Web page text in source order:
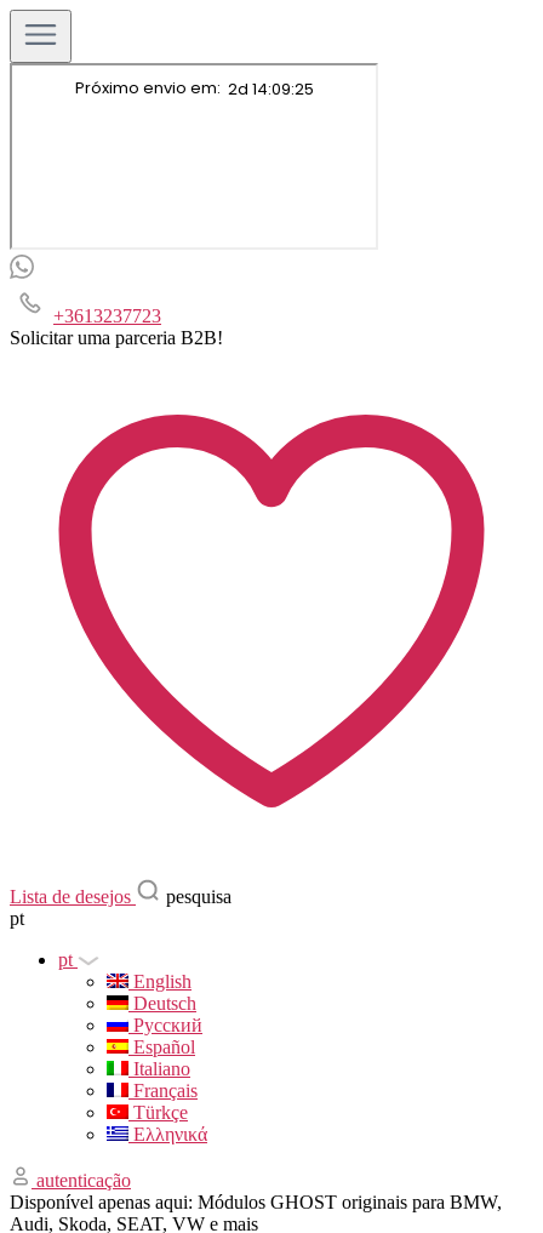
+3613237723
Solicitar uma parceria B2B!
Lista de desejos
pesquisa
pt
pt
English
Deutsch
Русский
Español
Italiano
Français
Türkçe
Ελληνικά
autenticação
Disponível apenas aqui: Módulos GHOST originais para BMW,
Audi, Skoda, SEAT, VW e mais